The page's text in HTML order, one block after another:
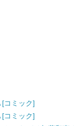
[コミック]
[コミック]